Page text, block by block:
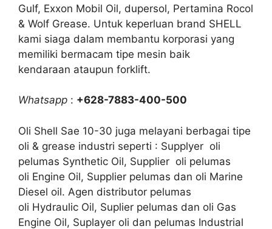
Gulf, Exxon Mobil Oil, dupersol, Pertamina Rocol
& Wolf Grease. Untuk keperluan brand SHELL
kami siaga dalam membantu korporasi yang
memiliki bermacam tipe mesin baik
kendaraan ataupun forklift.
Whatsapp : +628-7883-400-500
Oli Shell Sae 10-30 juga melayani berbagai tipe
oli & grease industri seperti : Supplyer oli
pelumas Synthetic Oil, Supplier oli pelumas
oli Engine Oil, Supplier pelumas dan oli Marine
Diesel oil. Agen distributor pelumas
oli Hydraulic Oil, Suplier pelumas dan oli Gas
Engine Oil, Suplayer oli dan pelumas Industrial